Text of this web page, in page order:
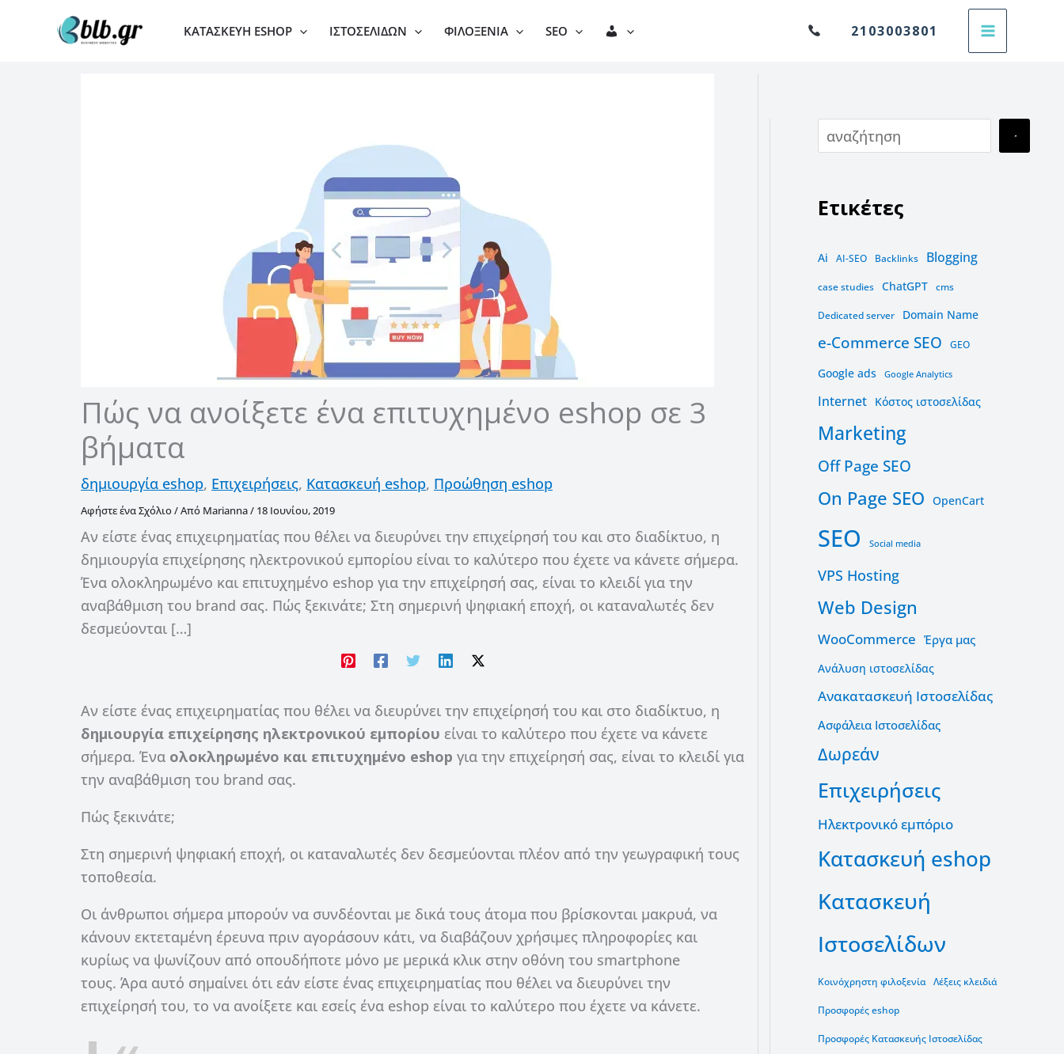
ΚΑΤΑΣΚΕΥΉ ESHOP ΙΣΤΟΣΕΛΊΔΩΝ ΦΙΛΟΞΕΝΊΑ SEO 2103003801
Πώς να ανοίξετε ένα επιτυχημένο eshop σε 3
βήματα
δημιουργία eshop, Επιχειρήσεις, Κατασκευή eshop, Προώθηση eshop
Αφήστε ένα Σχόλιο/ Από Marianna/ 18 Ιουνίου, 2019
Αν είστε ένας επιχειρηματίας που θέλει να διευρύνει την επιχείρησή του και στο διαδίκτυο, η
δημιουργία επιχείρησης ηλεκτρονικού εμπορίου είναι το καλύτερο που έχετε να κάνετε σήμερα.
Ένα ολοκληρωμένο και επιτυχημένο eshop για την επιχείρησή σας, είναι το κλειδί για την
αναβάθμιση του brand σας. Πώς ξεκινάτε; Στη σημερινή ψηφιακή εποχή, οι καταναλωτές δεν
δεσμεύονται […]
Αν είστε ένας επιχειρηματίας που θέλει να διευρύνει την επιχείρησή του και στο διαδίκτυο, η
δημιουργία επιχείρησης ηλεκτρονικού εμπορίου είναι το καλύτερο που έχετε να κάνετε
σήμερα. Ένα ολοκληρωμένο και επιτυχημένο eshop για την επιχείρησή σας, είναι το κλειδί για
την αναβάθμιση του brand σας.
Πώς ξεκινάτε;
Στη σημερινή ψηφιακή εποχή, οι καταναλωτές δεν δεσμεύονται πλέον από την γεωγραφική τους
τοποθεσία.
Οι άνθρωποι σήμερα μπορούν να συνδέονται με δικά τους άτομα που βρίσκονται μακρυά, να
κάνουν εκτεταμένη έρευνα πριν αγοράσουν κάτι, να διαβάζουν χρήσιμες πληροφορίες και
κυρίως να ψωνίζουν από οπουδήποτε μόνο με μερικά κλικ στην οθόνη του smartphone
τους. Άρα αυτό σημαίνει ότι εάν είστε ένας επιχειρηματίας που θέλει να διευρύνει την
επιχείρησή του, το να ανοίξετε και εσείς ένα eshop είναι το καλύτερο που έχετε να κάνετε.
ν
τ
σ
Ετικέτες
Ai AI-SEO Backlinks Blogging
case studies ChatGPT cms
Dedicated server Domain Name
e-Commerce SEO GEO
Google ads Google Analytics
Internet Kόστος ιστοσελίδας
Marketing
Off Page SEO
On Page SEO OpenCart
SEO Social media
VPS Hosting
Web Design
WooCommerce Έργα μας
Ανάλυση ιστοσελίδας
Ανακατασκευή Ιστοσελίδας
Ασφάλεια Ιστοσελίδας
Δωρεάν
Επιχειρήσεις
Ηλεκτρονικό εμπόριο
Κατασκευή eshop
Κατασκευή
Ιστοσελίδων
Κοινόχρηστη φιλοξενία Λέξεις κλειδιά
Προσφορές eshop
Προσφορές Κατασκευής Ιστοσελίδας